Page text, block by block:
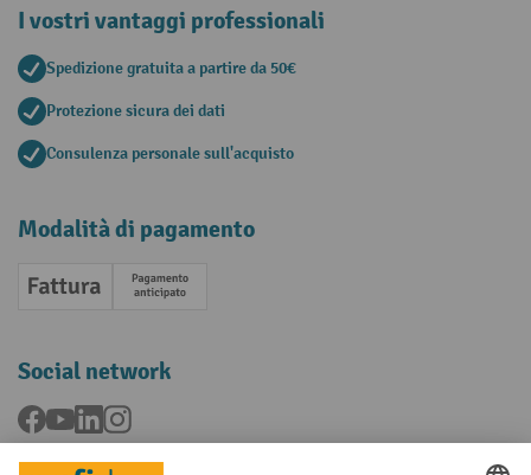
I vostri vantaggi professionali
Spedizione gratuita a partire da 50€
Protezione sicura dei dati
Consulenza personale sull'acquisto
Modalità di pagamento
Fattura Pagamento anticipato
Social network
Facebook
YouTubeLinkedInInstagram